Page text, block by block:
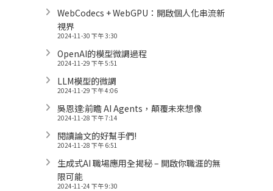
WebCodecs + WebGPU：開啟個人化串流新
視界
2024-11-30 下午 3:30
OpenAI的模型微調過程
2024-11-29 下午 5:51
LLM模型的微調
2024-11-29 下午 4:06
吳恩達:前瞻 AI Agents，顛覆未來想像
2024-11-28 下午 7:14
閱讀論文的好幫手們!
2024-11-28 下午 6:51
生成式AI 職場應用全揭秘 – 開啟你職涯的無
限可能
2024-11-24 下午 9:30